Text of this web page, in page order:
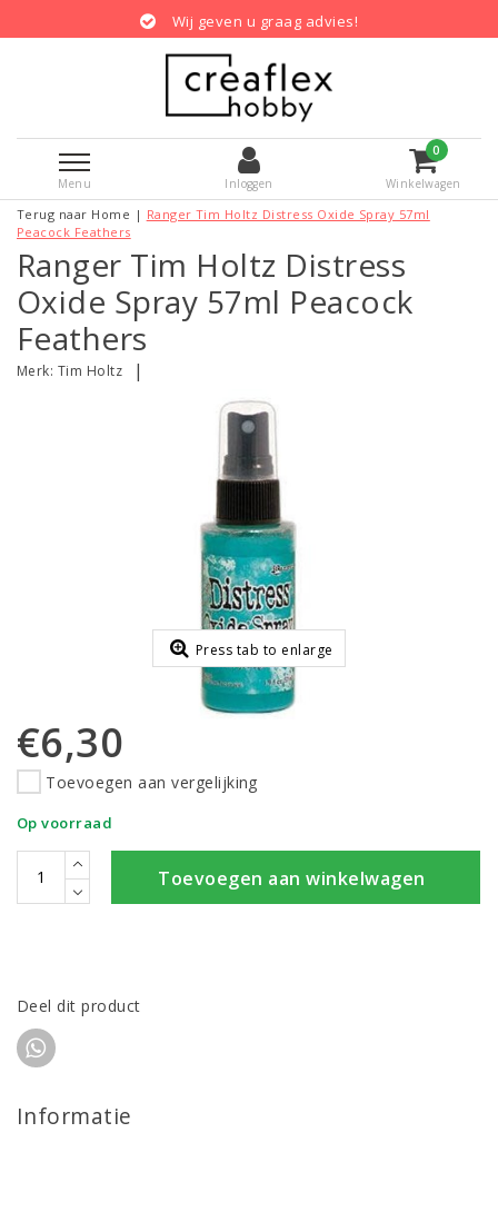
Wij geven u graag advies!
Menu Inloggen
0
Winkelwagen
Terug naar Home | Ranger Tim Holtz Distress Oxide Spray 57ml
Peacock Feathers
Ranger Tim Holtz Distress
Oxide Spray 57ml Peacock
Feathers
Merk: Tim Holtz |
Press tab to enlarge
€6,30
Toevoegen aan vergelijking
Op voorraad
Toevoegen aan winkelwagen
Deel dit product
Informatie